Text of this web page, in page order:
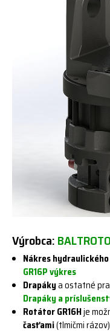
Výrobca:
Nákres
GR16P výkres
Drapákya ostatné
Drapáky a
Rotátor GR16Hje
časťami(tlmičmi